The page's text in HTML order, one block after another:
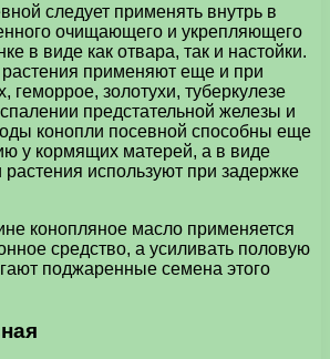
следует применять внутрь в
очищающего и укрепляющего
в виде как отвара, так и настойки.
применяют еще и при
геморрое, золотухи, туберкулезе
предстательной железы и
конопли посевной способны еще
у кормящих матерей, а в виде
растения используют при задержке
конопляное масло применяется
средство, а усиливать половую
поджаренные семена этого